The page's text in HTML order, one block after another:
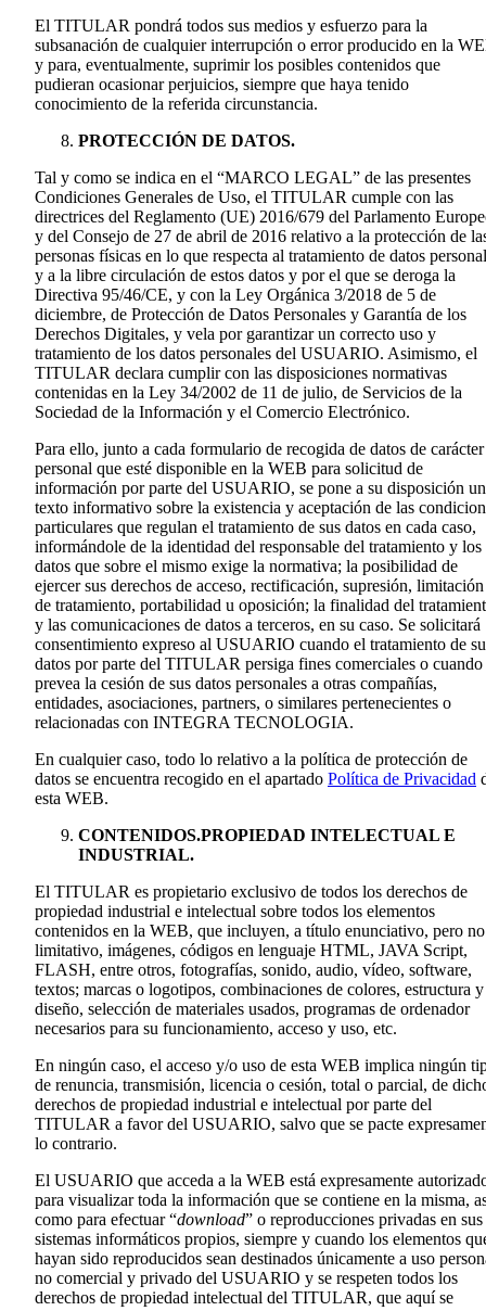
El TITULAR pondrá todos sus medios y esfuerzo para la
subsanación de cualquier interrupción o error producido en la
y para, eventualmente, suprimir los posibles contenidos que
pudieran ocasionar perjuicios, siempre que haya tenido
conocimiento de la referida circunstancia.
PROTECCIÓN DE DATOS.
Tal y como se indica en el “MARCO LEGAL” de las presentes
Condiciones Generales de Uso, el TITULAR cumple con las
directrices del Reglamento (UE) 2016/679 del Parlamento
y del Consejo de 27 de abril de 2016 relativo a la protección de
personas físicas en lo que respecta al tratamiento de datos
y a la libre circulación de estos datos y por el que se deroga la
Directiva 95/46/CE, y con la Ley Orgánica 3/2018 de 5 de
diciembre, de Protección de Datos Personales y Garantía de los
Derechos Digitales, y vela por garantizar un correcto uso y
tratamiento de los datos personales del USUARIO. Asimismo, el
TITULAR declara cumplir con las disposiciones normativas
contenidas en la Ley 34/2002 de 11 de julio, de Servicios de la
Sociedad de la Información y el Comercio Electrónico.
Para ello, junto a cada formulario de recogida de datos de carácter
personal que esté disponible en la WEB para solicitud de
información por parte del USUARIO, se pone a su disposición un
texto informativo sobre la existencia y aceptación de las
particulares que regulan el tratamiento de sus datos en cada caso,
informándole de la identidad del responsable del tratamiento y los
datos que sobre el mismo exige la normativa; la posibilidad de
ejercer sus derechos de acceso, rectificación, supresión, limitación
de tratamiento, portabilidad u oposición; la finalidad del
y las comunicaciones de datos a terceros, en su caso. Se solicitará
consentimiento expreso al USUARIO cuando el tratamiento de
datos por parte del TITULAR persiga fines comerciales o cuando
prevea la cesión de sus datos personales a otras compañías,
entidades, asociaciones, partners, o similares pertenecientes o
relacionadas con INTEGRA TECNOLOGIA.
En cualquier caso, todo lo relativo a la política de protección de
datos se encuentra recogido en el apartado Política de Privacidad
esta WEB.
CONTENIDOS.PROPIEDAD INTELECTUAL E
INDUSTRIAL.
El TITULAR es propietario exclusivo de todos los derechos de
propiedad industrial e intelectual sobre todos los elementos
contenidos en la WEB, que incluyen, a título enunciativo, pero no
limitativo, imágenes, códigos en lenguaje HTML, JAVA Script,
FLASH, entre otros, fotografías, sonido, audio, vídeo, software,
textos; marcas o logotipos, combinaciones de colores, estructura y
diseño, selección de materiales usados, programas de ordenador
necesarios para su funcionamiento, acceso y uso, etc.
En ningún caso, el acceso y/o uso de esta WEB implica ningún
de renuncia, transmisión, licencia o cesión, total o parcial, de
derechos de propiedad industrial e intelectual por parte del
TITULAR a favor del USUARIO, salvo que se pacte
lo contrario.
El USUARIO que acceda a la WEB está expresamente
para visualizar toda la información que se contiene en la misma,
como para efectuar “download” o reproducciones privadas en sus
sistemas informáticos propios, siempre y cuando los elementos
hayan sido reproducidos sean destinados únicamente a uso
no comercial y privado del USUARIO y se respeten todos los
derechos de propiedad intelectual del TITULAR, que aquí se